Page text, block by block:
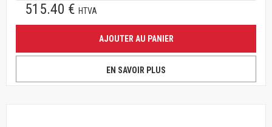
515.40 € HTVA
AJOUTER AU PANIER
EN SAVOIR PLUS